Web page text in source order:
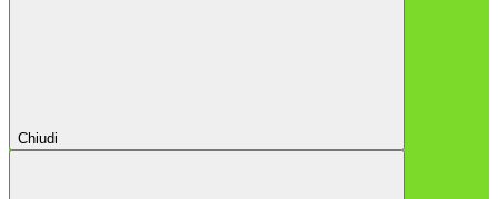
Chiudi